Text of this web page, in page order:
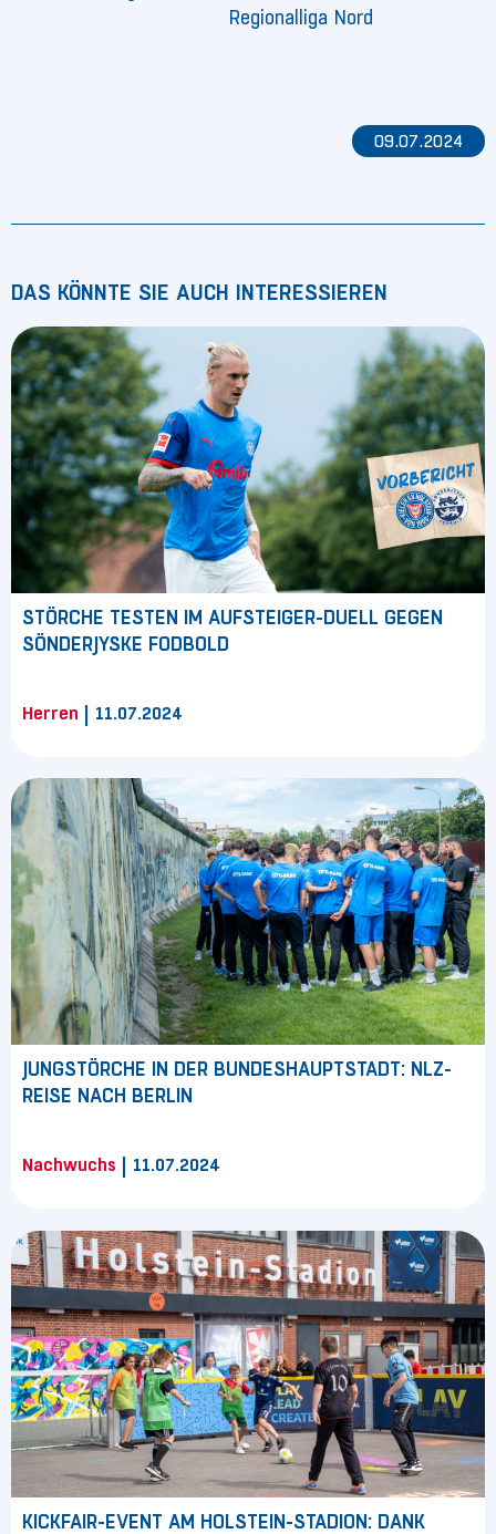
Regionalliga Nord
09.07.2024
DAS KÖNNTE SIE AUCH INTERESSIEREN
STÖRCHE TESTEN IM AUFSTEIGER-DUELL GEGEN
SÖNDERJYSKE FODBOLD
Herren 11.07.2024
JUNGSTÖRCHE IN DER BUNDESHAUPTSTADT: NLZ-
REISE NACH BERLIN
Nachwuchs 11.07.2024
KICKFAIR-EVENT AM HOLSTEIN-STADION: DANK